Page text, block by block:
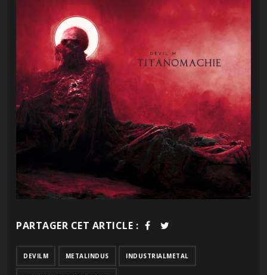
PARTAGER CET ARTICLE :
DEVILM METALINDUS INDUSTRIALMETAL